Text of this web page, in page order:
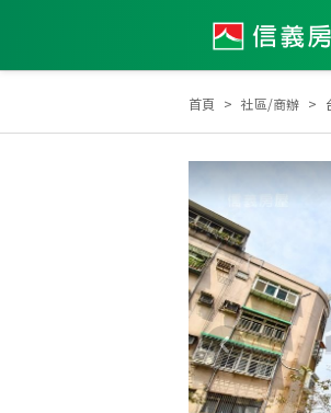
首頁 社區/商辦
土地達人 2009年度服務品